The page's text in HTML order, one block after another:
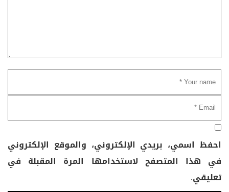
احفظ اسمي، بريدي الإلكتروني، والموقع الإلكتروني
في هذا المتصفح لاستخدامها المرة المقبلة في
تعليقي.